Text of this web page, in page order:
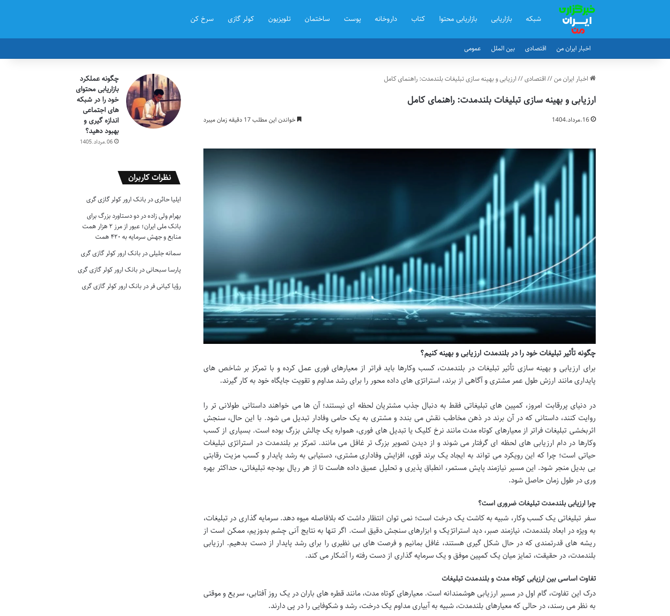
شبکه بازاریابی بازاریابی محتوا کتاب داروخانه پوست ساختمان تلویزیون کولر گازی سرخ کن
اخبار ایران من اقتصادی بین الملل عمومی
اخبار ایران من// اقتصادی// ارزیابی و بهینه سازی تبلیغات بلندمدت: راهنمای کامل
ارزیابی و بهینه سازی تبلیغات بلندمدت: راهنمای کامل
16.مرداد.1404 خواندن این مطلب 17 دقیقه زمان میبرد
چگونه تأثیر تبلیغات خود را در بلندمدت ارزیابی و بهینه کنیم؟
برای ارزیابی و بهینه سازی تأثیر تبلیغات در بلندمدت، کسب وکارها باید فراتر از معیارهای فوری عمل کرده و با تمرکز بر شاخص های
پایداری مانند ارزش طول عمر مشتری و آگاهی از برند، استراتژی های داده محور را برای رشد مداوم و تقویت جایگاه خود به کار گیرند.
در دنیای پررقابت امروز، کمپین های تبلیغاتی فقط به دنبال جذب مشتریان لحظه ای نیستند؛ آن ها می خواهند داستانی طولانی تر را
روایت کنند، داستانی که در آن برند در ذهن مخاطب نقش می بندد و مشتری به یک حامی وفادار تبدیل می شود. با این حال، سنجش
اثربخشی تبلیغات فراتر از معیارهای کوتاه مدت مانند نرخ کلیک یا تبدیل های فوری، همواره یک چالش بزرگ بوده است. بسیاری از کسب
وکارها در دام ارزیابی های لحظه ای گرفتار می شوند و از دیدن تصویر بزرگ تر غافل می مانند. تمرکز بر بلندمدت در استراتژی تبلیغات
حیاتی است؛ چرا که این رویکرد می تواند به ایجاد یک برند قوی، افزایش وفاداری مشتری، دستیابی به رشد پایدار و کسب مزیت رقابتی
بی بدیل منجر شود. این مسیر نیازمند پایش مستمر، انطباق پذیری و تحلیل عمیق داده هاست تا از هر ریال بودجه تبلیغاتی، حداکثر بهره
وری در طول زمان حاصل شود.
چرا ارزیابی بلندمدت تبلیغات ضروری است؟
سفر تبلیغاتی یک کسب وکار، شبیه به کاشت یک درخت است؛ نمی توان انتظار داشت که بلافاصله میوه دهد. سرمایه گذاری در تبلیغات،
به ویژه در ابعاد بلندمدت، نیازمند صبر، دید استراتژیک و ابزارهای سنجش دقیق است. اگر تنها به نتایج آنی چشم بدوزیم، ممکن است از
ریشه های قدرتمندی که در حال شکل گیری هستند، غافل بمانیم و فرصت های بی نظیری را برای رشد پایدار از دست بدهیم. ارزیابی
بلندمدت، در حقیقت، تمایز میان یک کمپین موفق و یک سرمایه گذاری از دست رفته را آشکار می کند.
تفاوت اساسی بین ارزیابی کوتاه مدت و بلندمدت تبلیغات
درک این تفاوت، گام اول در مسیر ارزیابی هوشمندانه است. معیارهای کوتاه مدت، مانند قطره های باران در یک روز آفتابی، سریع و موقتی
به نظر می رسند، در حالی که معیارهای بلندمدت، شبیه به آبیاری مداوم یک درخت، رشد و شکوفایی را در پی دارند.
چگونه عملکرد
بازاریابی محتوای
خود را در شبکه
های اجتماعی
اندازه گیری و
بهبود دهید؟
06.مرداد.1405
نظرات کاربران
ایلیا حائریدر بانک ارور کولر گازی گری
بهرام ولی زادهدر دو دستاورد بزرگ برای
بانک ملی ایران؛ عبور از مرز ۲ هزار همت
منابع و جهش سرمایه به ۴۲۰ همت
سمانه جلیلیدر بانک ارور کولر گازی گری
پارسا سبحانیدر بانک ارور کولر گازی گری
رؤیا کیانی فر در بانک ارور کولر گازی گری